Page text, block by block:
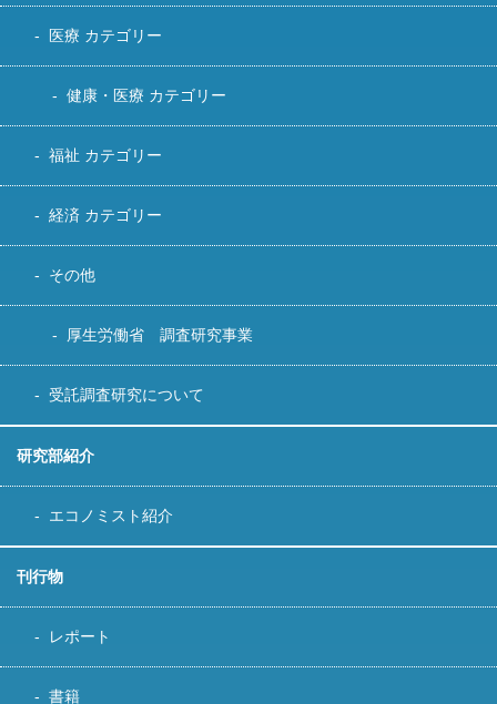
医療 カテゴリー
健康・医療 カテゴリー
福祉 カテゴリー
経済 カテゴリー
その他
厚生労働省 調査研究事業
受託調査研究について
研究部紹介
エコノミスト紹介
刊行物
レポート
書籍